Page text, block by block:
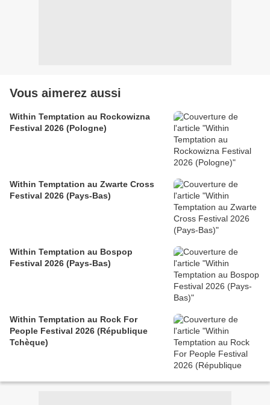
Vous aimerez aussi
Within Temptation au Rockowizna
Festival 2026 (Pologne)
Within Temptation au Zwarte Cross
Festival 2026 (Pays-Bas)
Within Temptation au Bospop
Festival 2026 (Pays-Bas)
Within Temptation au Rock For
People Festival 2026 (République
Tchèque)